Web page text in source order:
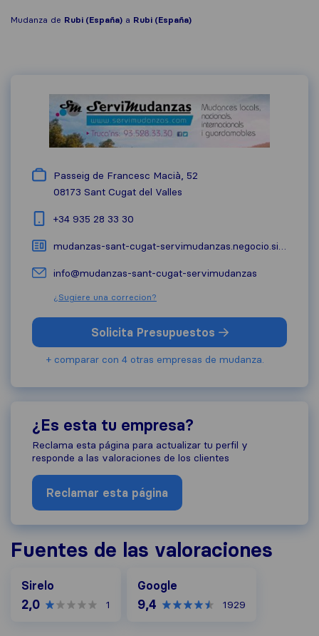
Mudanza de Rubi (España) a Rubi (España)
Passeig de Francesc Macià, 52
08173 Sant Cugat del Valles
+34 935 28 33 30
mudanzas-sant-cugat-servimudanzas.negocio.site
info@mudanzas-sant-cugat-servimudanzas
¿Sugiere una correcion?
Solicita Presupuestos
+ comparar con 4 otras empresas de mudanza.
¿Es esta tu empresa?
Reclama esta página para actualizar tu perfil y
responde a las valoraciones de los clientes
Reclamar esta página
Fuentes de las valoraciones
Sirelo
2,0 1
Google
9,4 1929